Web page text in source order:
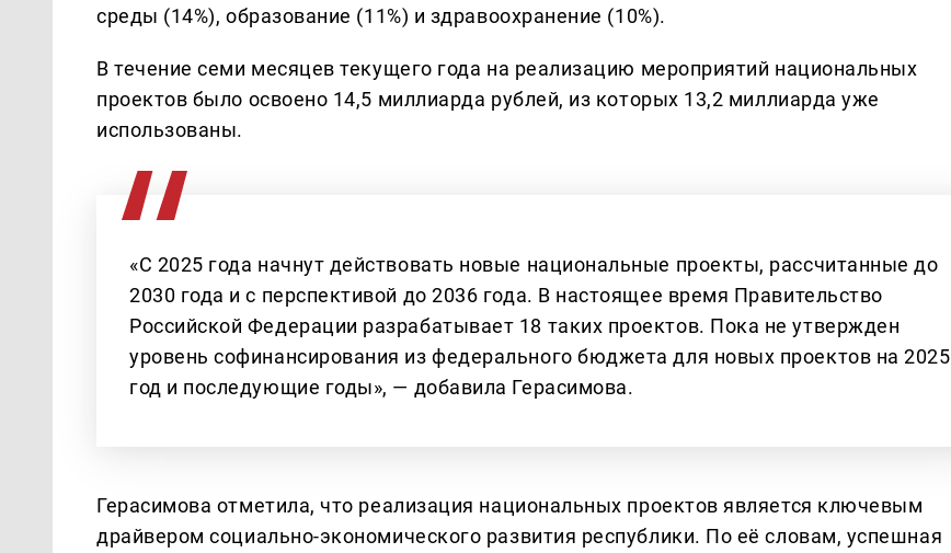
среды (14%), образование (11%) и здравоохранение (10%).
В течение семи месяцев текущего года на реализацию мероприятий национальных
проектов было освоено 14,5 миллиарда рублей, из которых 13,2 миллиарда уже
использованы.
«С 2025 года начнут действовать новые национальные проекты, рассчитанные до
2030 года и с перспективой до 2036 года. В настоящее время Правительство
Российской Федерации разрабатывает 18 таких проектов. Пока не утвержден
уровень софинансирования из федерального бюджета для новых проектов на 2025
год и последующие годы», — добавила Герасимова.
Герасимова отметила, что реализация национальных проектов является ключевым
драйвером социально-экономического развития республики. По её словам, успешная